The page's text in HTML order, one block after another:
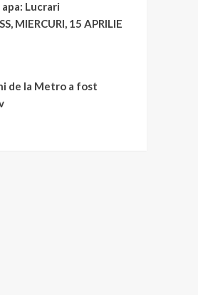
Lucrari
MIERCURI, 15 APRILIE
de la Metro a fost